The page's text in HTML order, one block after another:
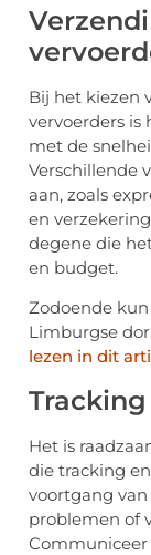
Bij het kiezen
vervoerders
met de
Verschillende
aan, zoals
en
degene die
en budget.
Zodoende
Limburgse
lezen in dit
Het is
die tracking
voortgang
problemen of